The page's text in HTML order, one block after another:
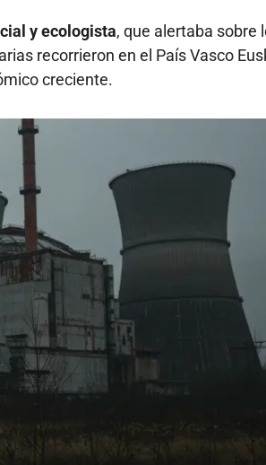
y ecologista, que alertaba sobre
recorrieron en el País Vasco
creciente.